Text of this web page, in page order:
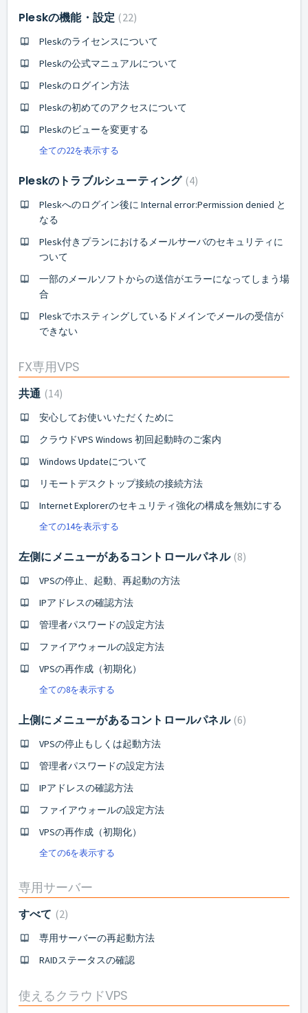
Pleskの機能・設定 22
Pleskのライセンスについて
Pleskの公式マニュアルについて
Pleskのログイン方法
Pleskの初めてのアクセスについて
Pleskのビューを変更する
全ての22を表示する
Pleskのトラブルシューティング 4
Pleskへのログイン後に Internal error:Permission denied と
なる
Plesk付きプランにおけるメールサーバのセキュリティに
ついて
一部のメールソフトからの送信がエラーになってしまう場
合
Pleskでホスティングしているドメインでメールの受信が
できない
FX専用VPS
共通 14
安心してお使いいただくために
クラウドVPS Windows 初回起動時のご案内
Windows Updateについて
リモートデスクトップ接続の接続方法
Internet Explorerのセキュリティ強化の構成を無効にする
全ての14を表示する
左側にメニューがあるコントロールパネル 8
VPSの停止、起動、再起動の方法
IPアドレスの確認方法
管理者パスワードの設定方法
ファイアウォールの設定方法
VPSの再作成（初期化）
全ての8を表示する
上側にメニューがあるコントロールパネル 6
VPSの停止もしくは起動方法
管理者パスワードの設定方法
IPアドレスの確認方法
ファイアウォールの設定方法
VPSの再作成（初期化）
全ての6を表示する
専用サーバー
すべて 2
専用サーバーの再起動方法
RAIDステータスの確認
使えるクラウドVPS